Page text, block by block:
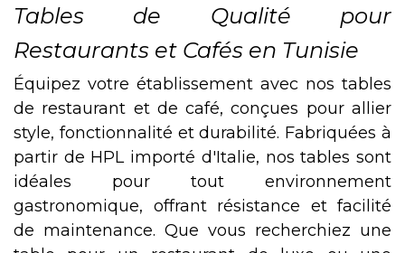
Tables de Qualité pour
Restaurants et Cafés en Tunisie
Équipez votre établissement avec nos tables
de restaurant et de café, conçues pour allier
style, fonctionnalité et durabilité. Fabriquées à
partir de HPL importé d'Italie, nos tables sont
idéales pour tout environnement
gastronomique, offrant résistance et facilité
de maintenance. Que vous recherchiez une